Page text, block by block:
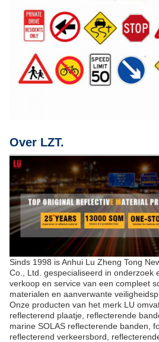
Over LZT.
Sinds 1998 is Anhui Lu Zheng Tong
Co., Ltd. gespecialiseerd in onderzoek
verkoop en service van een compleet
materialen en aanverwante
Onze producten van het merk LU
reflecterend plaatje, reflecterende
marine SOLAS reflecterende banden,
reflecterend verkeersbord,